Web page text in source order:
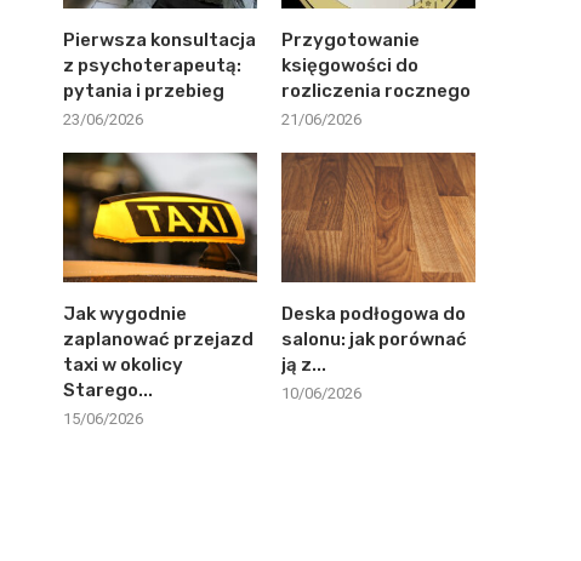
Pierwsza konsultacja
z psychoterapeutą:
pytania i przebieg
23/06/2026
Przygotowanie
księgowości do
rozliczenia rocznego
21/06/2026
Jak wygodnie
zaplanować przejazd
taxi w okolicy
Starego...
15/06/2026
Deska podłogowa do
salonu: jak porównać
ją z...
10/06/2026